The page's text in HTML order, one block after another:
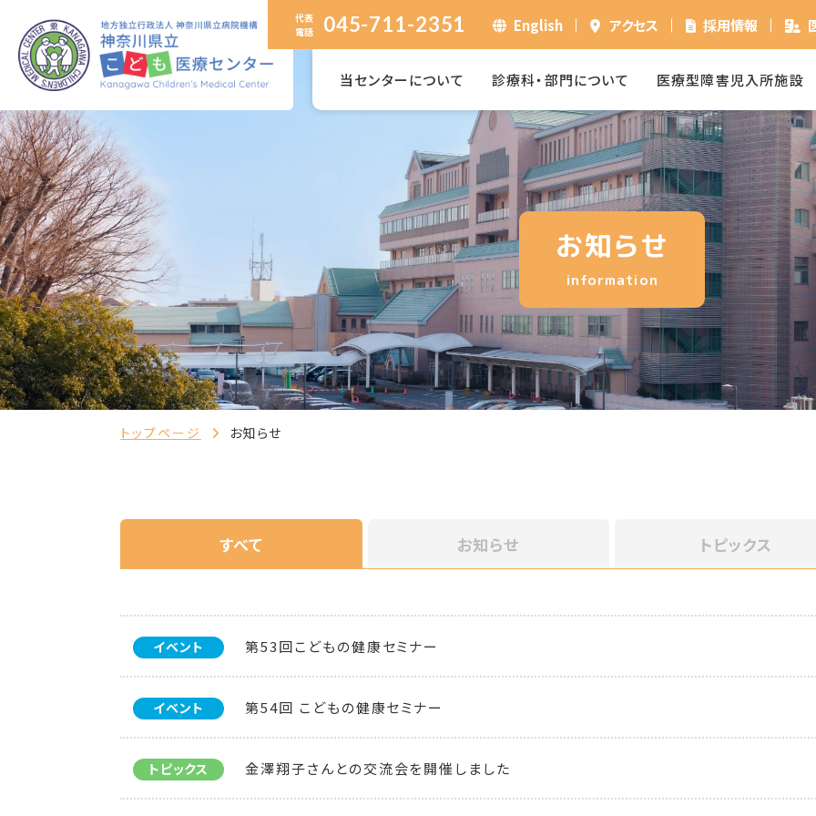
代表
電話
045-711-2351 English アクセス 採用情報
当センターについて 診療科・部門について 医療型障害児入所施設
お知らせ
information
トップページ お知らせ
すべて お知らせ トピックス
イベント 第53回こどもの健康セミナー
イベント 第54回 こどもの健康セミナー
トピックス 金澤翔子さんとの交流会を開催しました